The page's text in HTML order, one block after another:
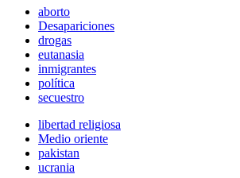
aborto
Desapariciones
drogas
eutanasia
inmigrantes
política
secuestro
libertad religiosa
Medio oriente
pakistan
ucrania